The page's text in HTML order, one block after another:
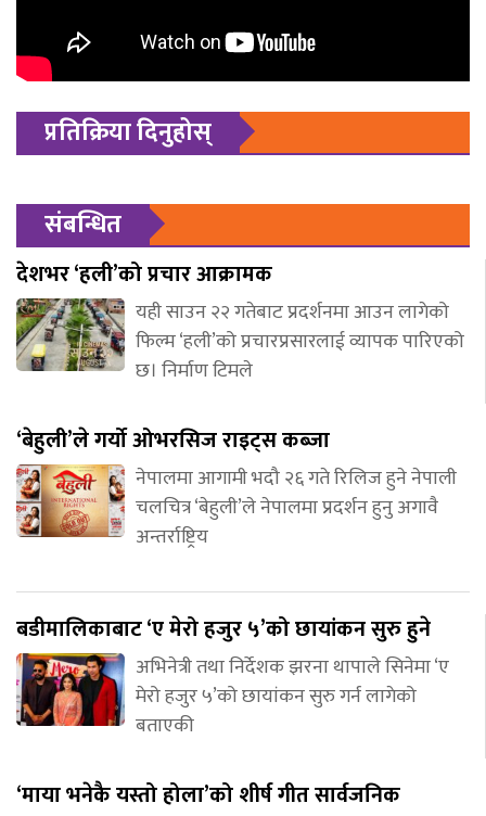
प्रतिक्रिया दिनुहोस्
संबन्धित
देशभर ‘हली’को प्रचार आक्रामक
यही साउन २२ गतेबाट प्रदर्शनमा आउन लागेको
फिल्म ‘हली’को प्रचारप्रसारलाई व्यापक पारिएको
छ। निर्माण टिमले
‘बेहुली’ले गर्यो ओभरसिज राइट्स कब्जा
नेपालमा आगामी भदौ २६ गते रिलिज हुने नेपाली
चलचित्र ‘बेहुली’ले नेपालमा प्रदर्शन हुनु अगावै
अन्तर्राष्ट्रिय
बडीमालिकाबाट ‘ए मेरो हजुर ५’को छायांकन सुरु हुने
अभिनेत्री तथा निर्देशक झरना थापाले सिनेमा ‘ए
मेरो हजुर ५’को छायांकन सुरु गर्न लागेको
बताएकी
‘माया भनेकै यस्तो होला’को शीर्ष गीत सार्वजनिक